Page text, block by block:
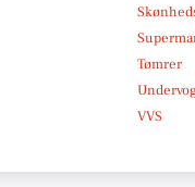
Tømrer
VVS